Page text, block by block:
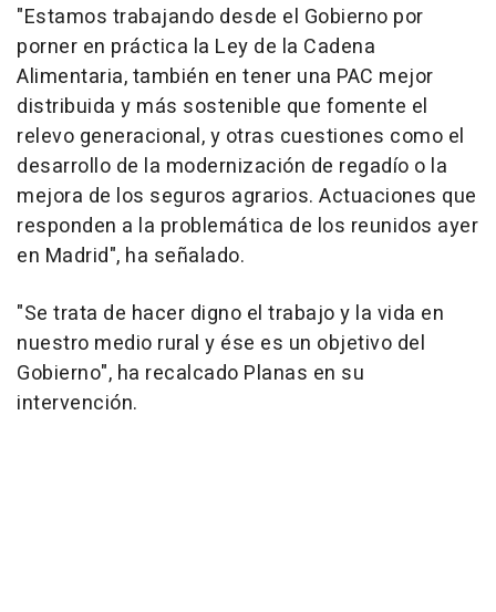
"Estamos trabajando desde el Gobierno por
porner en práctica la Ley de la Cadena
Alimentaria, también en tener una PAC mejor
distribuida y más sostenible que fomente el
relevo generacional, y otras cuestiones como el
desarrollo de la modernización de regadío o la
mejora de los seguros agrarios. Actuaciones que
responden a la problemática de los reunidos ayer
en Madrid", ha señalado.
"Se trata de hacer digno el trabajo y la vida en
nuestro medio rural y ése es un objetivo del
Gobierno", ha recalcado Planas en su
intervención.